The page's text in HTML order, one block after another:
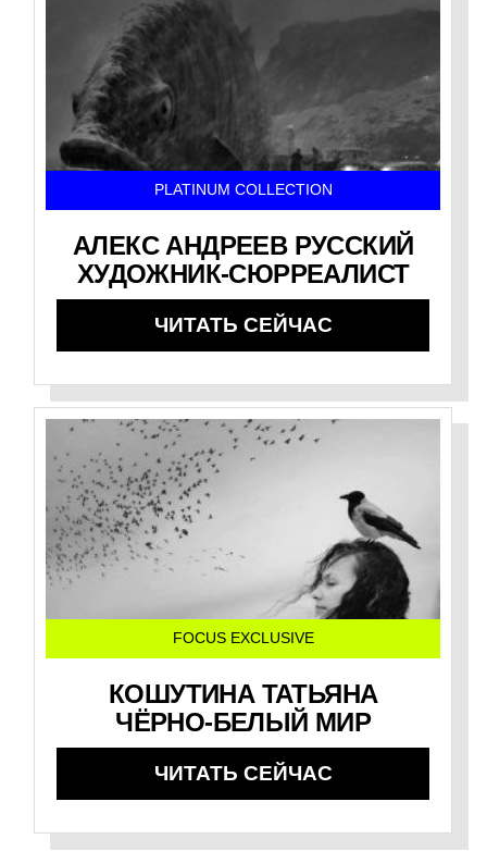
PLATINUM COLLECTION
АЛЕКС АНДРЕЕВ РУССКИЙ
ХУДОЖНИК-СЮРРЕАЛИСТ
ЧИТАТЬ СЕЙЧАС
FOCUS EXCLUSIVE
КОШУТИНА ТАТЬЯНА
ЧЁРНО-БЕЛЫЙ МИР
ЧИТАТЬ СЕЙЧАС